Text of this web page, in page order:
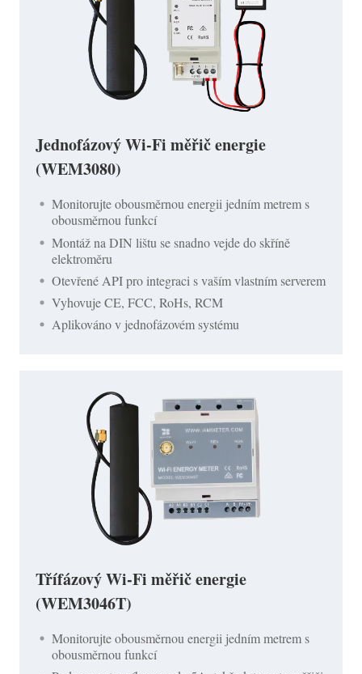
Jednofázový Wi-Fi měřič energie
(WEM3080)
Monitorujte obousměrnou energii jedním metrem s
obousměrnou funkcí
Montáž na DIN lištu se snadno vejde do skříně
elektroměru
Otevřené API pro integraci s vaším vlastním serverem
Vyhovuje CE, FCC, RoHs, RCM
Aplikováno v jednofázovém systému
Třífázový Wi-Fi měřič energie
(WEM3046T)
Monitorujte obousměrnou energii jedním metrem s
obousměrnou funkcí